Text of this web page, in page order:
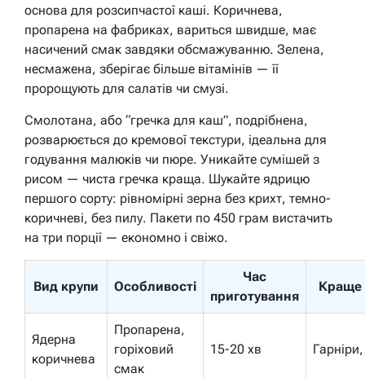
основа для розсипчастої каші. Коричнева,
пропарена на фабриках, вариться швидше, має
насичений смак завдяки обсмажуванню. Зелена,
несмажена, зберігає більше вітамінів — її
пророщують для салатів чи смузі.
Смолотана, або “гречка для каш”, подрібнена,
розварюється до кремової текстури, ідеальна для
годування малюків чи пюре. Уникайте сумішей з
рисом — чиста гречка краща. Шукайте ядрицю
першого сорту: рівномірні зерна без крихт, темно-
коричневі, без пилу. Пакети по 450 грам вистачить
на три порції — економно і свіжо.
Вид крупи Особливості
Час
приготування
Краще
Ядерна
коричнева
Пропарена,
горіховий
смак
15-20 хв